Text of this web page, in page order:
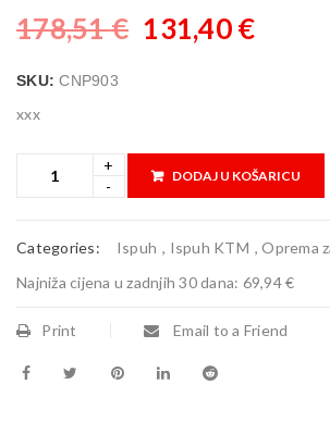
178,51€ 131,40€
SKU:CNP903
xxx
DODAJ U KOŠARICU
Categories: Ispuh , Ispuh KTM ,Oprema
Najniža cijena u zadnjih 30 dana: 69,94 €
Print Email to a Friend